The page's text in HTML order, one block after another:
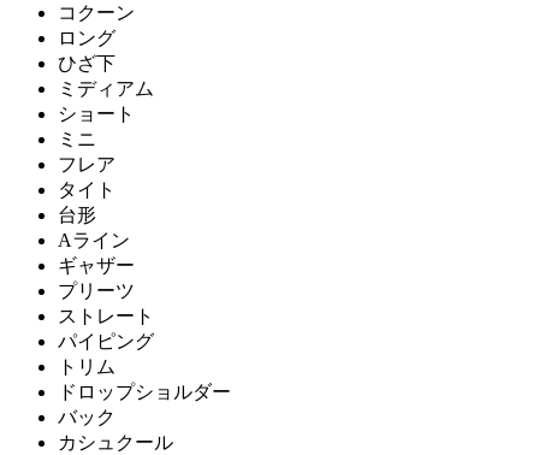
コクーン
ロング
ひざ下
ミディアム
ショート
ミニ
フレア
タイト
台形
Aライン
ギャザー
プリーツ
ストレート
パイピング
トリム
ドロップショルダー
バック
カシュクール